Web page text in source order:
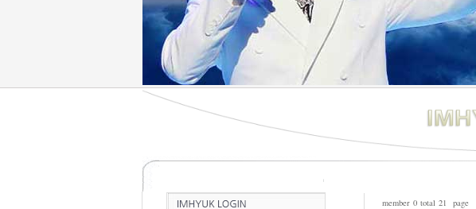
member 0 total 21 page